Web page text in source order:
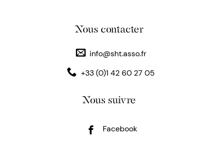
Nous contacter
info@sht.asso.fr
+33 (0)1 42 60 27 05
Nous suivre
Facebook